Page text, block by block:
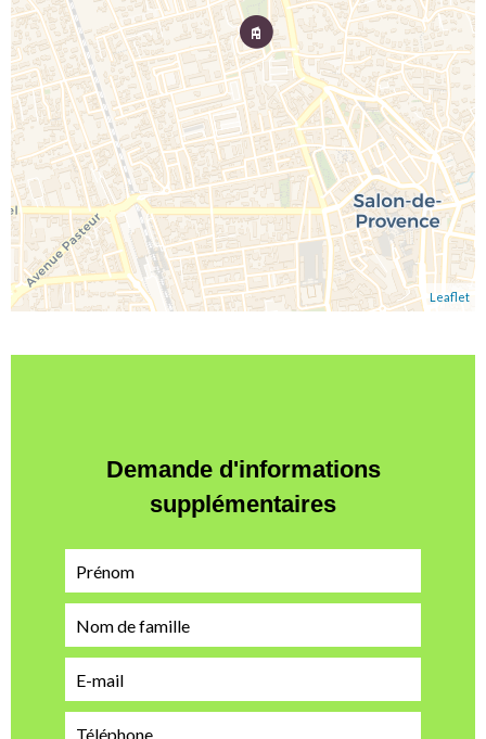
Leaflet
Demande d'informations
supplémentaires